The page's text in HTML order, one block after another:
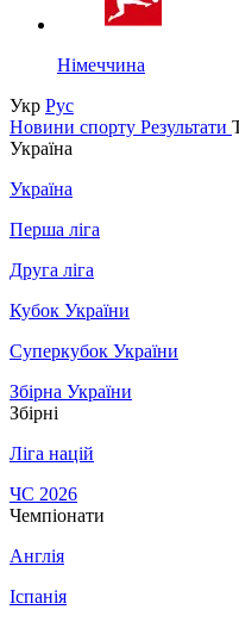
Німеччина
Укр Рус
Новини спорту Результати
Україна
Україна
Перша ліга
Друга ліга
Кубок України
Суперкубок України
Збірна України
Збірні
Ліга націй
ЧС 2026
Чемпіонати
Англія
Іспанія